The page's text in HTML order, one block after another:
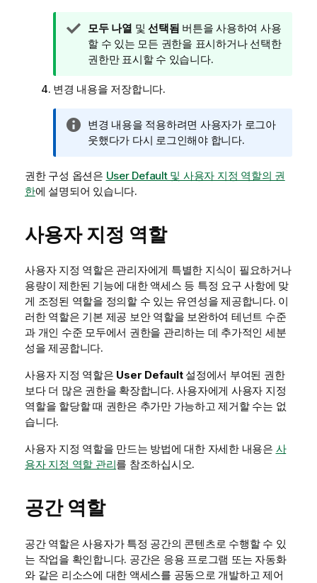
팁
메
모
모두 나열 및 선택됨 버튼을 사용하여 사용
할 수 있는 모든 권한을 표시하거나 선택한
권한만 표시할 수 있습니다.
변경 내용을 저장합니다.
정
보
모
변경 내용을 적용하려면 사용자가 로그아
웃했다가 다시 로그인해야 합니다.
권한 구성 옵션은 User Default 및 사용자 지정 역할의 권
한에 설명되어 있습니다.
사용자 지정 역할
사용자 지정 역할은 관리자에게 특별한 지식이 필요하거나
용량이 제한된 기능에 대한 액세스 등 특정 요구 사항에 맞
게 조정된 역할을 정의할 수 있는 유연성을 제공합니다. 이
러한 역할은 기본 제공 보안 역할을 보완하여 테넌트 수준
과 개인 수준 모두에서 권한을 관리하는 데 추가적인 세분
성을 제공합니다.
사용자 지정 역할은 User Default설정에서 부여된 권한
보다 더 많은 권한을 확장합니다. 사용자에게 사용자 지정
역할을 할당할 때 권한은 추가만 가능하고 제거할 수는 없
습니다.
사용자 지정 역할을 만드는 방법에 대한 자세한 내용은 사
용자 지정 역할 관리를 참조하십시오.
공간 역할
공간 역할은 사용자가 특정 공간의 콘텐츠로 수행할 수 있
는 작업을 확인합니다. 공간은 응용 프로그램 또는 자동화
와 같은 리소스에 대한 액세스를 공동으로 개발하고 제어